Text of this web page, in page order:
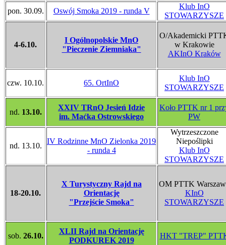
pon. 30.09.
Oswój Smoka 2019 - runda V
Klub InO
STOWARZYSZE
4-6.10.
I Ogólnopolskie MnO
"Pieczenie Ziemniaka"
O/Akademicki
w Krakowie
AKInO Kraków
czw. 10.10. 65. OrtInO
Klub InO
STOWARZYSZE
nd. 13.10.
XXIV TRnO Jesień Idzie
im. Maćka Ostrowskiego
Koło PTTK nr 1
PW
nd. 13.10.
IV Rodzinne MnO Zielonka 2019
- runda 4
Wytrzeszczone
Niepoślipki
Klub InO
STOWARZYSZE
18-20.10.
X Turystyczny Rajd na
Orientację
"Przejście Smoka"
OM PTTK
KInO
STOWARZYSZE
sob. 26.10.
XLII Rajd na Orientację
PODKUREK 2019
HKT "TREP"